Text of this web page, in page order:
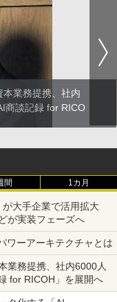
本業務提携、社内
商談記録 for RICO
間 1カ月
が大手企業で活用拡大
が実装フェーズへ
ワーアーキテクチャとは
業務提携、社内6000人
for RICOH」を展開へ